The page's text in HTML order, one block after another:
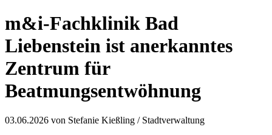
m&i-Fachklinik Bad
Liebenstein ist anerkanntes
Zentrum für
Beatmungsentwöhnung
03.06.2026 von Stefanie Kießling / Stadtverwaltung